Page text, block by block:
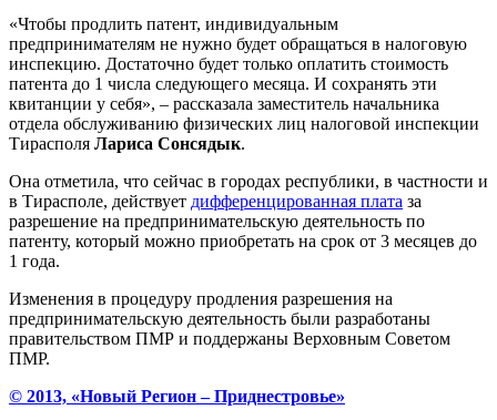
«Чтобы продлить патент, индивидуальным
предпринимателям не нужно будет обращаться в налоговую
инспекцию. Достаточно будет только оплатить стоимость
патента до 1 числа следующего месяца. И сохранять эти
квитанции у себя», – рассказала заместитель начальника
отдела обслуживанию физических лиц налоговой инспекции
Тирасполя Лариса Сонсядык.
Она отметила, что сейчас в городах республики, в частности и
в Тирасполе, действует дифференцированная плата за
разрешение на предпринимательскую деятельность по
патенту, который можно приобретать на срок от 3 месяцев до
1 года.
Изменения в процедуру продления разрешения на
предпринимательскую деятельность были разработаны
правительством ПМР и поддержаны Верховным Советом
ПМР.
© 2013, «Новый Регион – Приднестровье»